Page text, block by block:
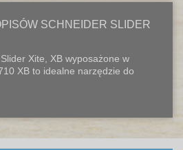
SCHNEIDER SLIDER
Xite, XB wyposażone w
XB to idealne narzędzie do